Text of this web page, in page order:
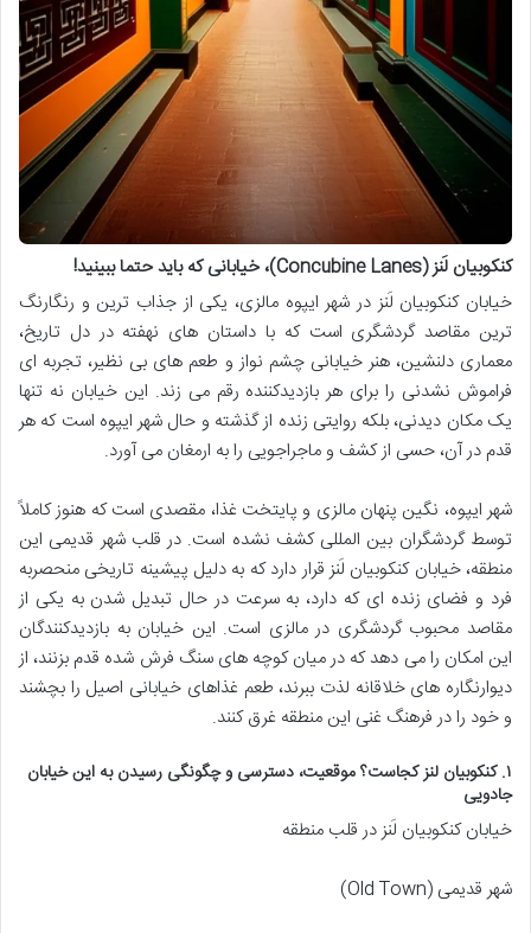
کنکوبیان لَنز (Concubine Lanes)، خیابانی که باید حتما ببینید!
خیابان کنکوبیان لَنز در شهر ایپوه مالزی، یکی از جذاب ترین و رنگارنگ
ترین مقاصد گردشگری است که با داستان های نهفته در دل تاریخ،
معماری دلنشین، هنر خیابانی چشم نواز و طعم های بی نظیر، تجربه ای
فراموش نشدنی را برای هر بازدیدکننده رقم می زند. این خیابان نه تنها
یک مکان دیدنی، بلکه روایتی زنده از گذشته و حال شهر ایپوه است که هر
قدم در آن، حسی از کشف و ماجراجویی را به ارمغان می آورد.
شهر ایپوه، نگین پنهان مالزی و پایتخت غذا، مقصدی است که هنوز کاملاً
توسط گردشگران بین المللی کشف نشده است. در قلب شهر قدیمی این
منطقه، خیابان کنکوبیان لَنز قرار دارد که به دلیل پیشینه تاریخی منحصربه
فرد و فضای زنده ای که دارد، به سرعت در حال تبدیل شدن به یکی از
مقاصد محبوب گردشگری در مالزی است. این خیابان به بازدیدکنندگان
این امکان را می دهد که در میان کوچه های سنگ فرش شده قدم بزنند، از
دیوارنگاره های خلاقانه لذت ببرند، طعم غذاهای خیابانی اصیل را بچشند
و خود را در فرهنگ غنی این منطقه غرق کنند.
۱. کنکوبیان لنز کجاست؟ موقعیت، دسترسی و چگونگی رسیدن به این خیابان
جادویی
خیابان کنکوبیان لَنز در قلب منطقه
شهر قدیمی (Old Town)